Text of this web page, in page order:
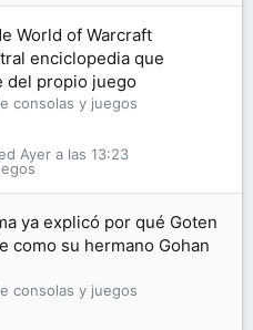
World of Warcraft
enciclopedia que
del propio juego
consolas y juegos
Ayer a las 13:23
ya explicó por qué Goten
como su hermano Gohan
consolas y juegos